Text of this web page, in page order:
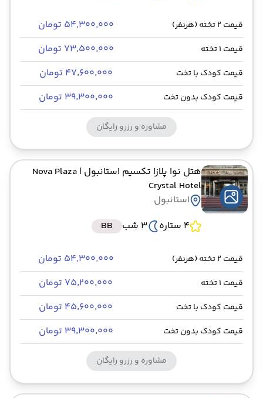
قیمت 2 تخته (هرنفر) ۵۴٬۳۰۰٬۰۰۰ تومان
قیمت 1 تخته ۷۳٬۵۰۰٬۰۰۰ تومان
قیمت کودک با تخت ۴۷٬۶۰۰٬۰۰۰ تومان
قیمت کودک بدون تخت ۳۹٬۳۰۰٬۰۰۰ تومان
مشاوره و رزرو رایگان
هتل نوا پلازا تکسیم استانبول | Nova Plaza
Crystal Hotel
استانبول
4 ستاره
3 شب BB
قیمت 2 تخته (هرنفر) ۵۴٬۳۰۰٬۰۰۰ تومان
قیمت 1 تخته ۷۵٬۲۰۰٬۰۰۰ تومان
قیمت کودک با تخت ۴۵٬۶۰۰٬۰۰۰ تومان
قیمت کودک بدون تخت ۳۹٬۳۰۰٬۰۰۰ تومان
مشاوره و رزرو رایگان